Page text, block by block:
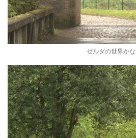
ゼルダの世界かな